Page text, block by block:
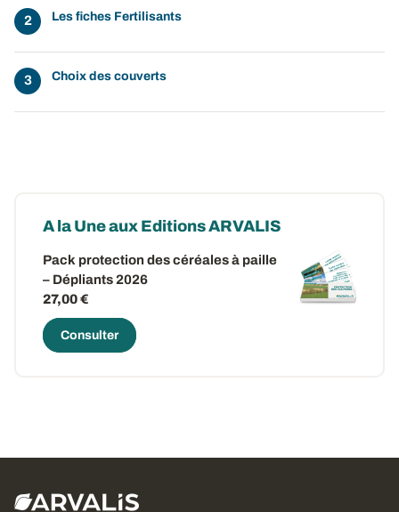
Les fiches Fertilisants
Choix des couverts
A la Une aux Editions ARVALIS
Pack protection des céréales à paille
– Dépliants 2026
27,00 €
Consulter